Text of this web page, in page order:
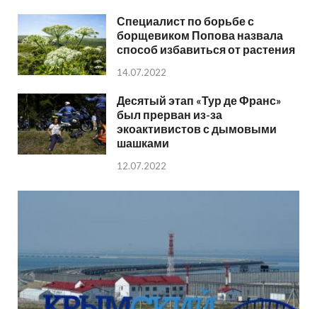
Специалист по борьбе с
борщевиком Попова назвала
способ избавиться от растения
14.07.2022
Десятый этап «Тур де Франс»
был прерван из-за
экоактивистов с дымовыми
шашками
12.07.2022